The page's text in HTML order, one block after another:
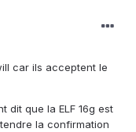
car ils acceptent le
dit que la ELF 16g est
la confirmation